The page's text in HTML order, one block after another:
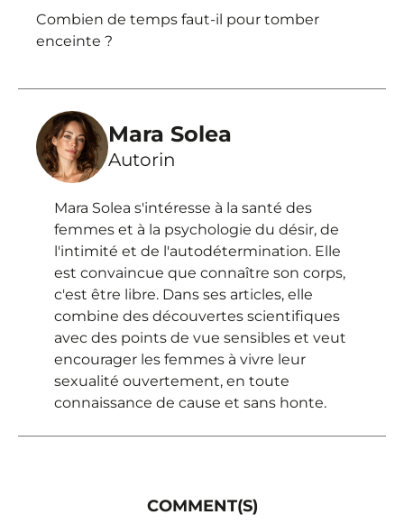
Combien de temps faut-il pour tomber
enceinte ?
Mara Solea
Autorin
Mara Solea s'intéresse à la santé des
femmes et à la psychologie du désir, de
l'intimité et de l'autodétermination. Elle
est convaincue que connaître son corps,
c'est être libre. Dans ses articles, elle
combine des découvertes scientifiques
avec des points de vue sensibles et veut
encourager les femmes à vivre leur
sexualité ouvertement, en toute
connaissance de cause et sans honte.
COMMENT(S)